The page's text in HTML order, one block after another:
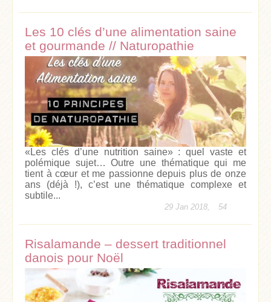
Les 10 clés d’une alimentation saine
et gourmande // Naturopathie
«Les clés d’une nutrition saine» : quel vaste et
polémique sujet… Outre une thématique qui me
tient à cœur et me passionne depuis plus de onze
ans (déjà !), c’est une thématique complexe et
subtile...
29 Jan 2018, 54
Risalamande – dessert traditionnel
danois pour Noël